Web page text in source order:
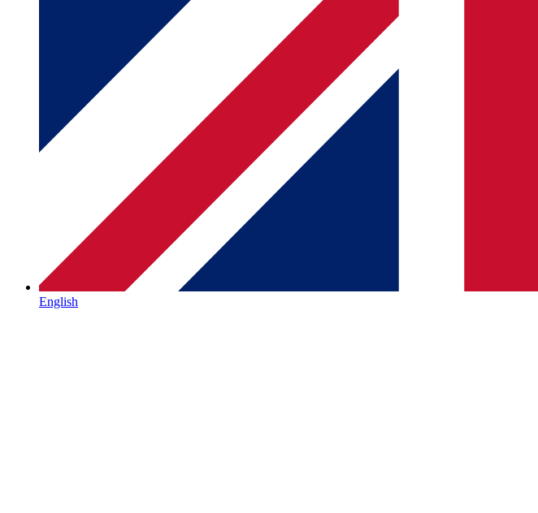
English